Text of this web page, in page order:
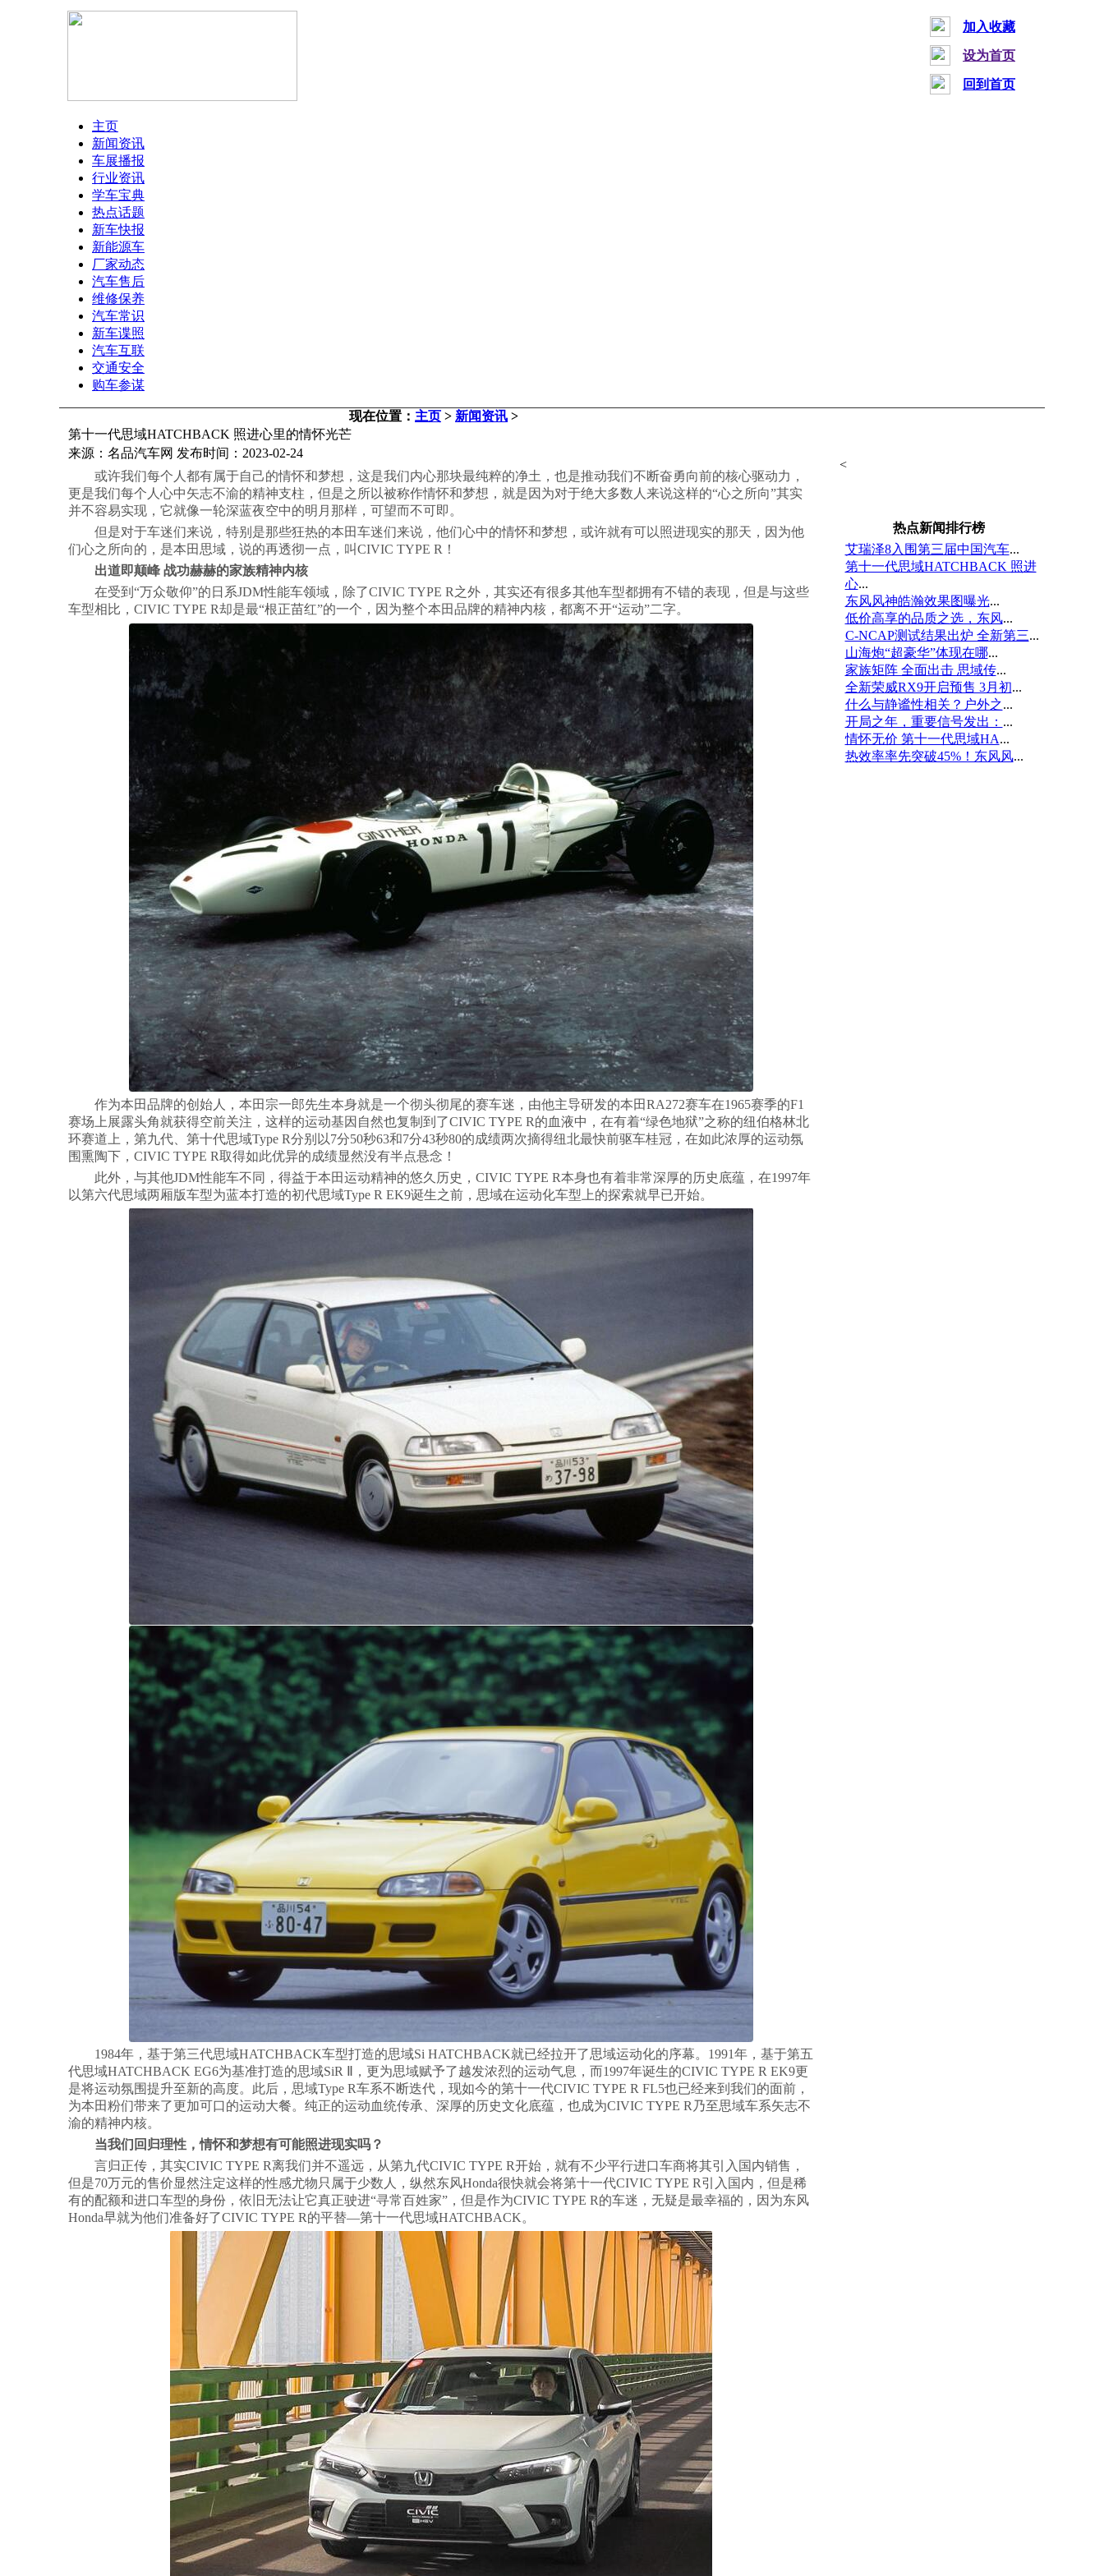
加入收藏
设为首页
回到首页
主页
新闻资讯
车展播报
行业资讯
学车宝典
热点话题
新车快报
新能源车
厂家动态
汽车售后
维修保养
汽车常识
新车谍照
汽车互联
交通安全
购车参谋
现在位置： 主页 > 新闻资讯 >
第十一代思域HATCHBACK 照进心里的情怀光芒
来源：名品汽车网 发布时间：2023-02-24
或许我们每个人都有属于自己的情怀和梦想，这是我们内心那块最纯粹的净土，也是推动我们不断奋勇向前的核心驱动力，
更是我们每个人心中矢志不渝的精神支柱，但是之所以被称作情怀和梦想，就是因为对于绝大多数人来说这样的“心之所向”其实
并不容易实现，它就像一轮深蓝夜空中的明月那样，可望而不可即。
但是对于车迷们来说，特别是那些狂热的本田车迷们来说，他们心中的情怀和梦想，或许就有可以照进现实的那天，因为他
们心之所向的，是本田思域，说的再透彻一点，叫CIVIC TYPE R！
出道即颠峰 战功赫赫的家族精神内核
在受到“万众敬仰”的日系JDM性能车领域，除了CIVIC TYPE R之外，其实还有很多其他车型都拥有不错的表现，但是与这些
车型相比，CIVIC TYPE R却是最“根正苗红”的一个，因为整个本田品牌的精神内核，都离不开“运动”二字。
作为本田品牌的创始人，本田宗一郎先生本身就是一个彻头彻尾的赛车迷，由他主导研发的本田RA272赛车在1965赛季的F1
赛场上展露头角就获得空前关注，这样的运动基因自然也复制到了CIVIC TYPE R的血液中，在有着“绿色地狱”之称的纽伯格林北
环赛道上，第九代、第十代思域Type R分别以7分50秒63和7分43秒80的成绩两次摘得纽北最快前驱车桂冠，在如此浓厚的运动氛
围熏陶下，CIVIC TYPE R取得如此优异的成绩显然没有半点悬念！
此外，与其他JDM性能车不同，得益于本田运动精神的悠久历史，CIVIC TYPE R本身也有着非常深厚的历史底蕴，在1997年
以第六代思域两厢版车型为蓝本打造的初代思域Type R EK9诞生之前，思域在运动化车型上的探索就早已开始。
1984年，基于第三代思域HATCHBACK车型打造的思域Si HATCHBACK就已经拉开了思域运动化的序幕。1991年，基于第五
代思域HATCHBACK EG6为基准打造的思域SiR Ⅱ，更为思域赋予了越发浓烈的运动气息，而1997年诞生的CIVIC TYPE R EK9更
是将运动氛围提升至新的高度。此后，思域Type R车系不断迭代，现如今的第十一代CIVIC TYPE R FL5也已经来到我们的面前，
为本田粉们带来了更加可口的运动大餐。纯正的运动血统传承、深厚的历史文化底蕴，也成为CIVIC TYPE R乃至思域车系矢志不
渝的精神内核。
当我们回归理性，情怀和梦想有可能照进现实吗？
言归正传，其实CIVIC TYPE R离我们并不遥远，从第九代CIVIC TYPE R开始，就有不少平行进口车商将其引入国内销售，
但是70万元的售价显然注定这样的性感尤物只属于少数人，纵然东风Honda很快就会将第十一代CIVIC TYPE R引入国内，但是稀
有的配额和进口车型的身份，依旧无法让它真正驶进“寻常百姓家”，但是作为CIVIC TYPE R的车迷，无疑是最幸福的，因为东风
Honda早就为他们准备好了CIVIC TYPE R的平替—第十一代思域HATCHBACK。
<
热点新闻排行榜
艾瑞泽8入围第三届中国汽车...
第十一代思域HATCHBACK 照进
心...
东风风神皓瀚效果图曝光...
低价高享的品质之选，东风...
C-NCAP测试结果出炉 全新第三...
山海炮“超豪华”体现在哪...
家族矩阵 全面出击 思域传...
全新荣威RX9开启预售 3月初...
什么与静谧性相关？户外之...
开局之年，重要信号发出： ...
情怀无价 第十一代思域HA...
热效率率先突破45%！东风风...